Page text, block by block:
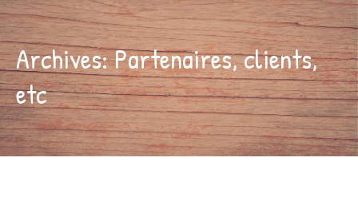
Archives:Partenaires, clients,
etc